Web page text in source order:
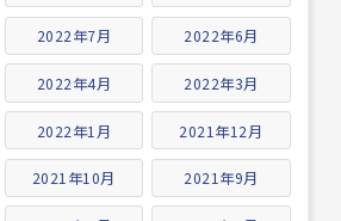
2022年7月 2022年6月
2022年4月 2022年3月
2022年1月 2021年12月
2021年10月 2021年9月